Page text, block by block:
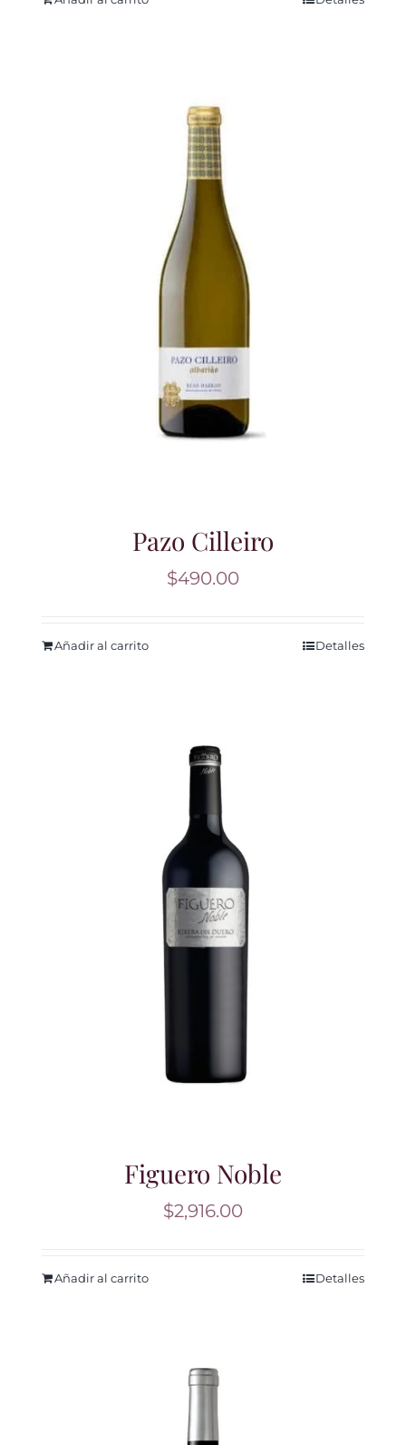
Pazo Cilleiro
$490.00
Añadir al carrito Detalles
Figuero Noble
$2,916.00
Añadir al carrito Detalles